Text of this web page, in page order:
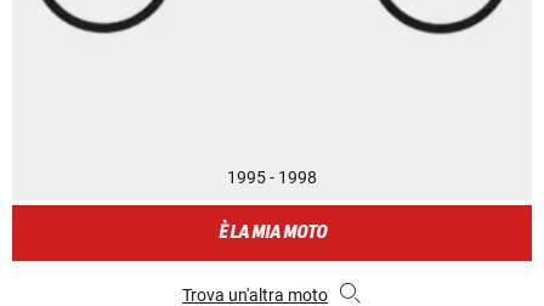
1995 - 1998
È LA MIA MOTO
Trova un'altra moto